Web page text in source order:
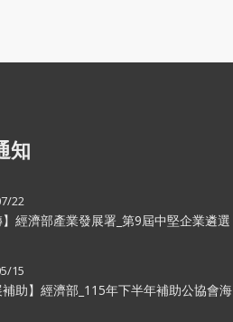
知
22
】經濟部產業發展署_第9屆中堅企業遴選
15
補助】經濟部_115年下半年補助公協會海